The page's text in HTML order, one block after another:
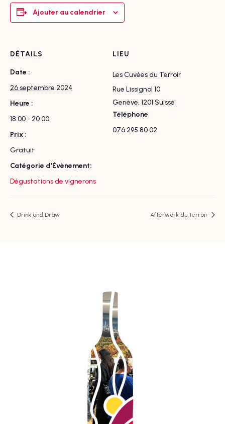
Ajouter au calendrier
DÉTAILS
Date :
26 septembre 2024
Heure :
18:00 - 20:00
Prix :
Gratuit
Catégorie d’Évènement:
Dégustations de vignerons
LIEU
Les Cuvées du Terroir
Rue Lissignol 10
Genève, 1201 Suisse
Téléphone
076 295 80 02
Drink and Draw Afterwork du Terroir